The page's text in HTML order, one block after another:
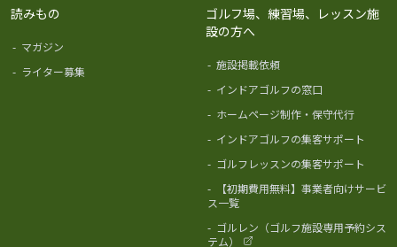
読みもの
- マガジン
- ライター募集
ゴルフ場、練習場、レッスン施
設の方へ
- 施設掲載依頼
- インドアゴルフの窓口
- ホームページ制作・保守代行
- インドアゴルフの集客サポート
- ゴルフレッスンの集客サポート
-
【初期費用無料】事業者向けサービ
ス一覧
- ゴルレン（ゴルフ施設専用予約シス
テム）